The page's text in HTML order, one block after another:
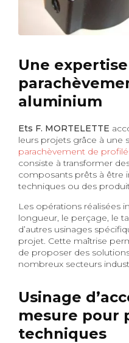
Une
aluminium
Ets F. MORTELETTE
leurs projets grâce à une
parachèvement de
consiste à transformer
composants prêts à être
techniques ou des
Les opérations réalisées
longueur, le perçage, le
d’autres usinages
projet. Cette maîtrise
de proposer des
nombreux secteurs
Usinage
mesure pour
techniques